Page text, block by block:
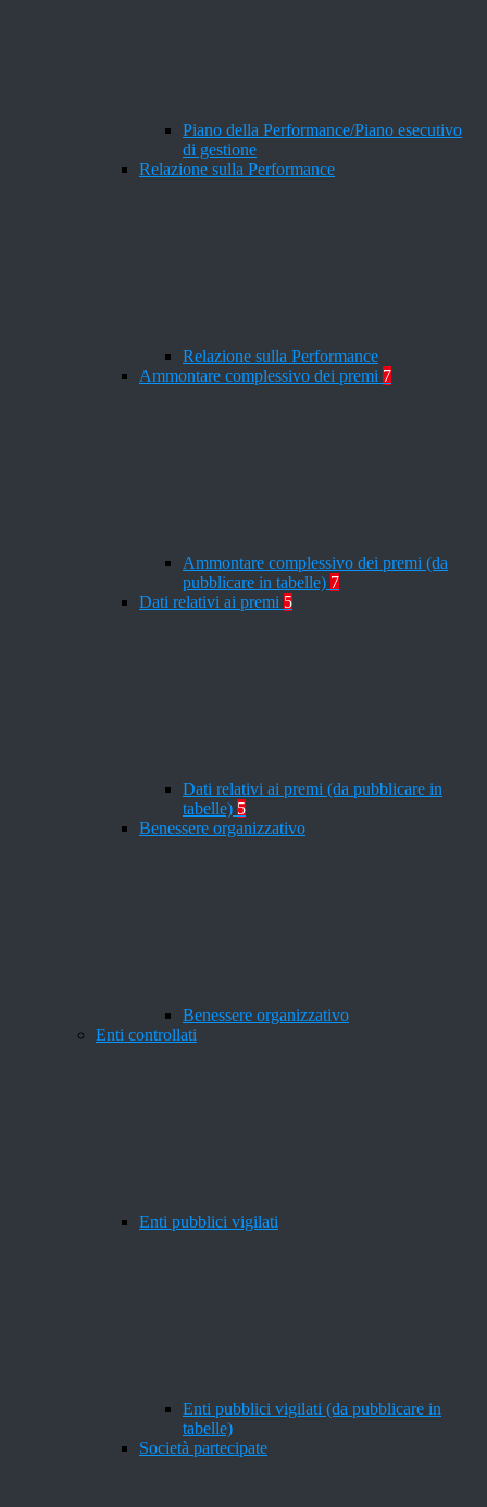
Piano della Performance/Piano esecutivo
di gestione
Relazione sulla Performance
Relazione sulla Performance
Ammontare complessivo dei premi 7
Ammontare complessivo dei premi (da
pubblicare in tabelle) 7
Dati relativi ai premi 5
Dati relativi ai premi (da pubblicare in
tabelle) 5
Benessere organizzativo
Benessere organizzativo
Enti controllati
Enti pubblici vigilati
Enti pubblici vigilati (da pubblicare in
tabelle)
Società partecipate